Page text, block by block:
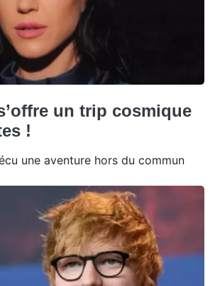
un trip cosmique
!
une aventure hors du commun